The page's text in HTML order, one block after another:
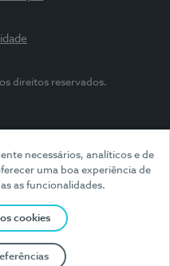
necessários, analíticos e de
uma boa experiência de
as funcionalidades.
cookies
direitos reservados.